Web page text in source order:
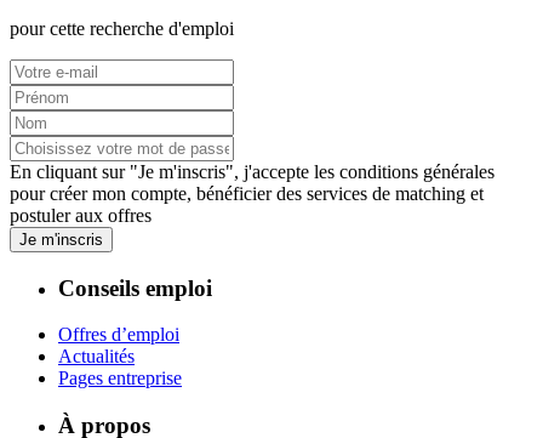
pour cette recherche d'emploi
En cliquant sur "Je m'inscris", j'accepte les conditions générales
pour créer mon compte, bénéficier des services de matching et
postuler aux offres
Je m'inscris
Conseils emploi
Offres d’emploi
Actualités
Pages entreprise
À propos